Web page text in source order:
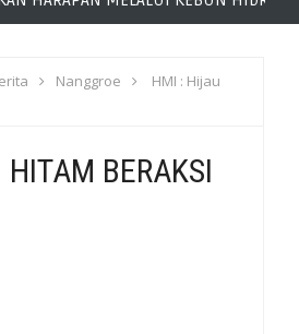
Nanggroe
HMI : Hijau
BERAKSI